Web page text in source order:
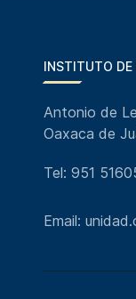
INSTITUTO
Antonio de
Oaxaca de
Tel: 951
Email: